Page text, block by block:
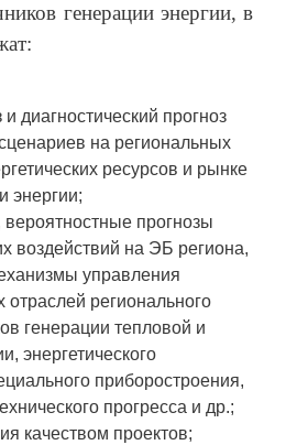
генерации энергии, в
диагностический прогноз
на региональных
ресурсов и рынке
энергии;
вероятностные прогнозы
воздействий на ЭБ региона,
управления
отраслей регионального
генерации тепловой и
энергетического
приборостроения,
прогресса и др.;
качеством проектов;